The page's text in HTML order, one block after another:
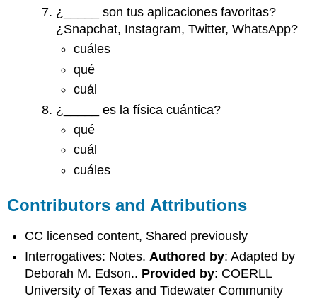
¿_____ son tus aplicaciones favoritas?
¿Snapchat, Instagram, Twitter, WhatsApp?
cuáles
qué
cuál
¿_____ es la física cuántica?
qué
cuál
cuáles
Contributors and Attributions
CC licensed content, Shared previously
Interrogatives: Notes. Authored by: Adapted by
Deborah M. Edson.. Provided by: COERLL
University of Texas and Tidewater Community